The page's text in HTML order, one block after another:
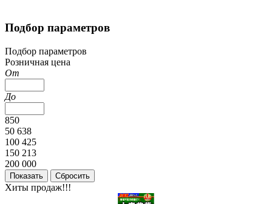
Подбор параметров
Подбор параметров
Розничная цена
От
До
850
50 638
100 425
150 213
200 000
Хиты продаж!!!